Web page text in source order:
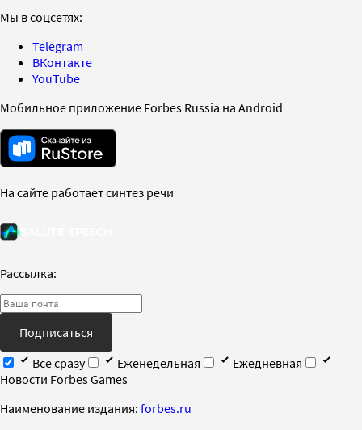
Мы в соцсетях:
Telegram
ВКонтакте
YouTube
Мобильное приложение Forbes Russia на Android
На сайте работает синтез речи
Рассылка:
Подписаться
Все сразу
Еженедельная
Ежедневная
Новости Forbes Games
Наименование издания: forbes.ru